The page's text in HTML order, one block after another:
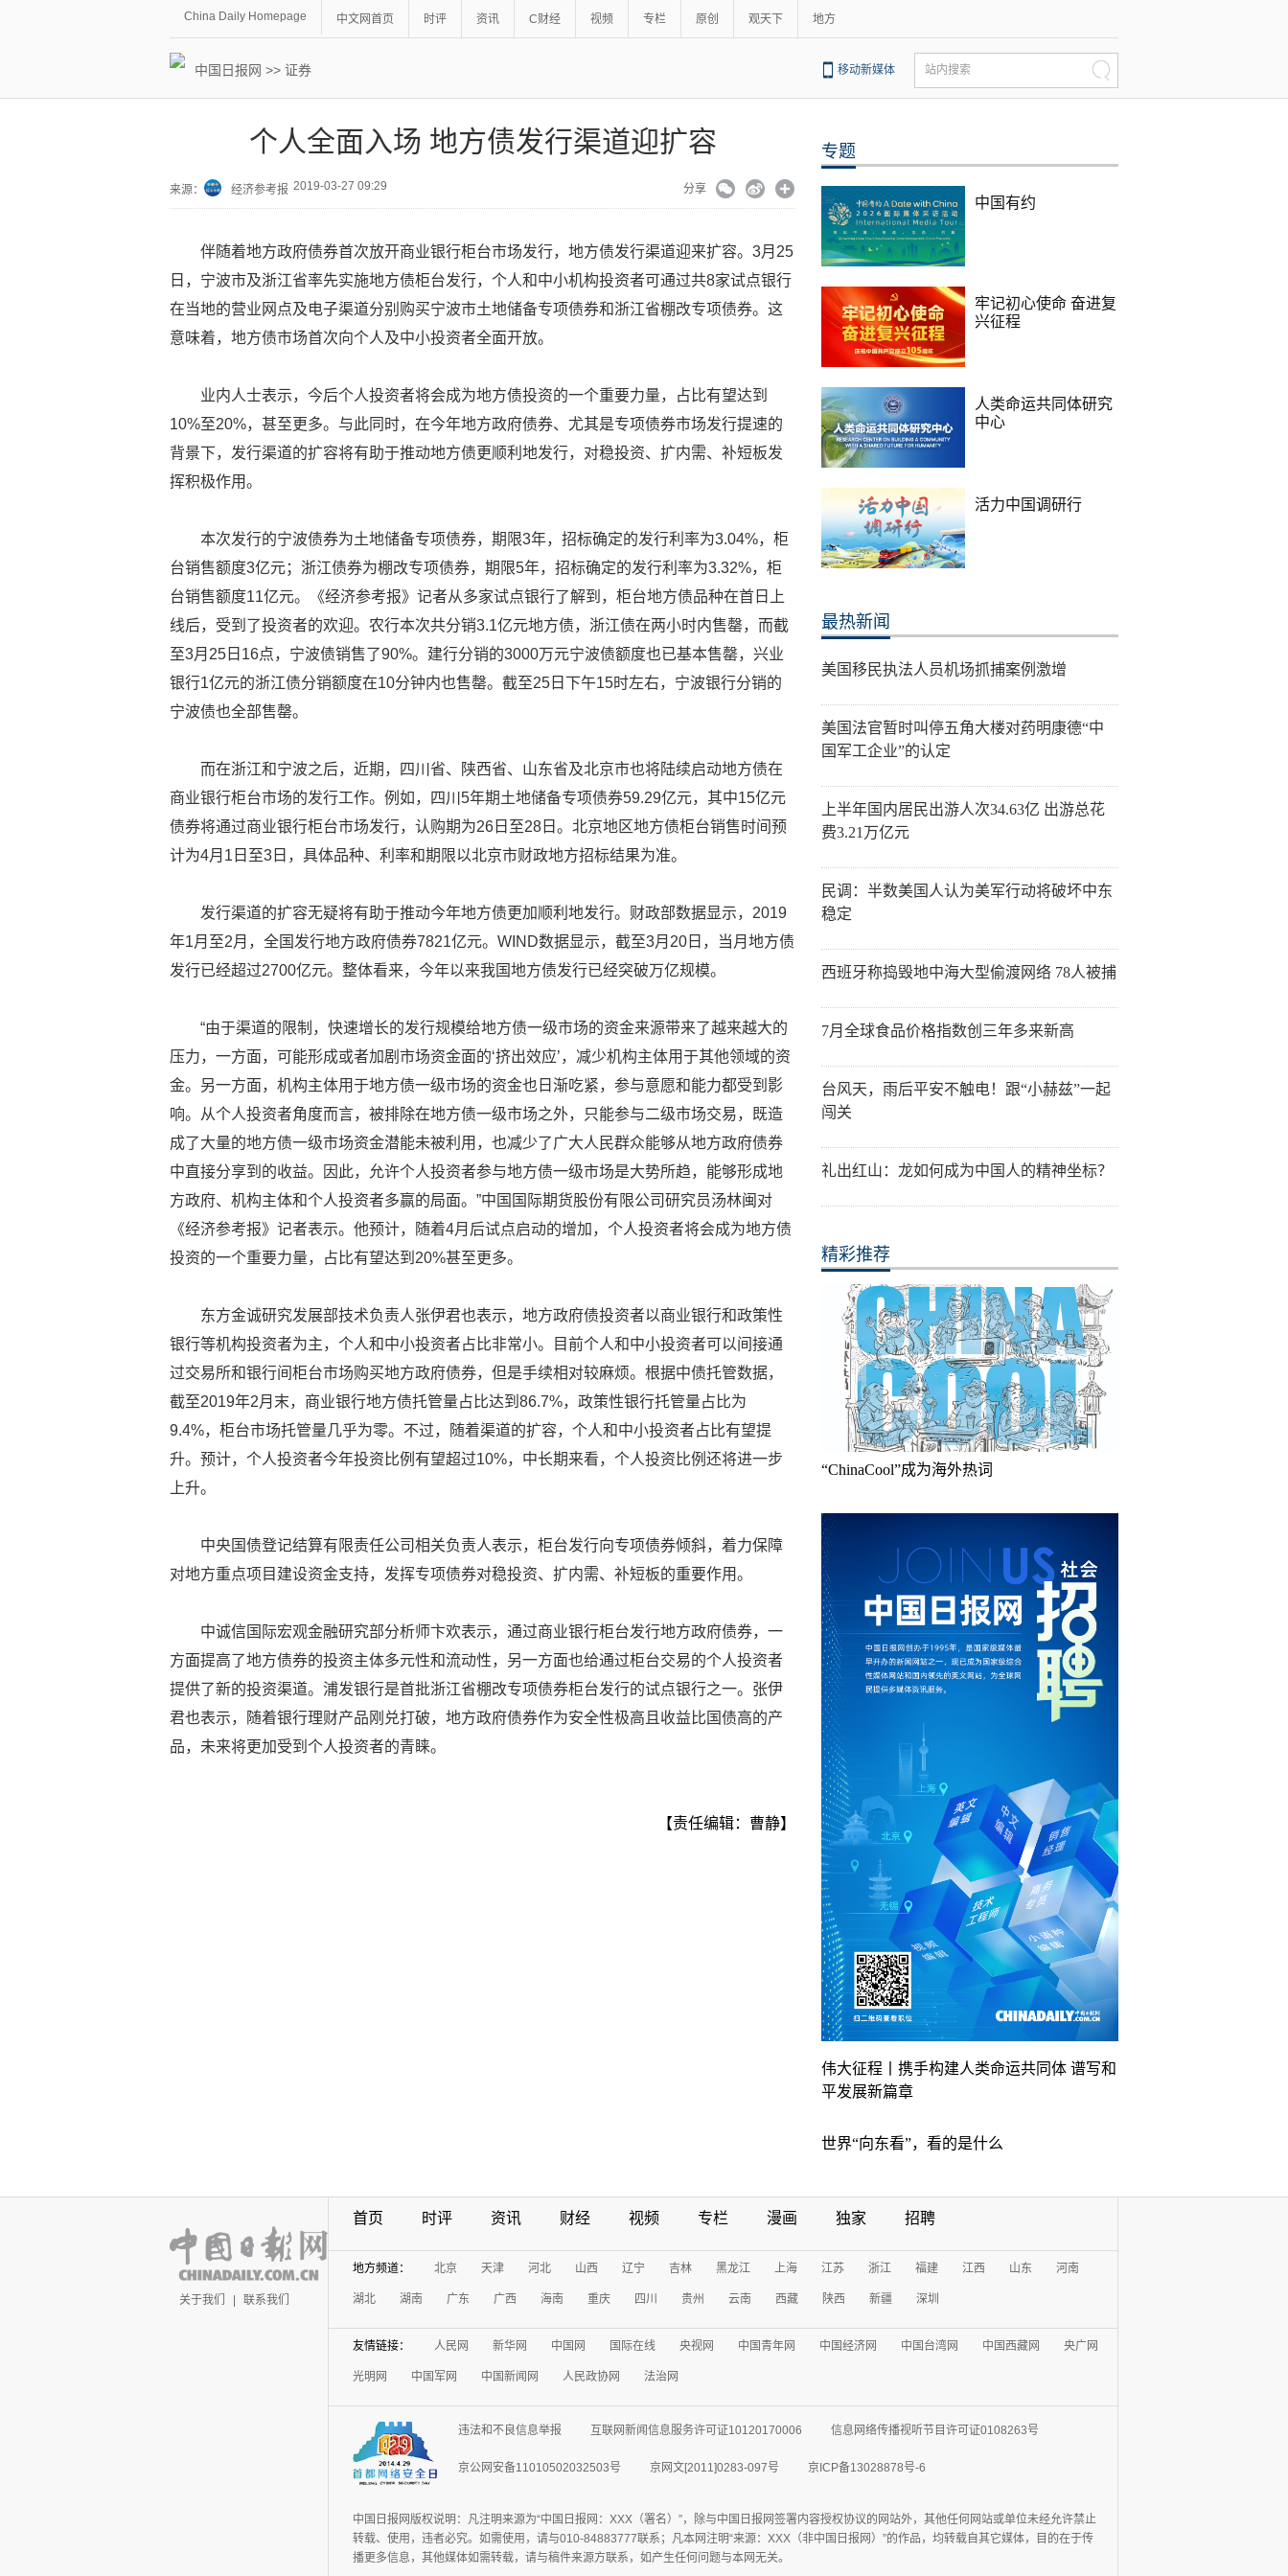
China Daily Homepage 中文网首页 时评 资讯 C财经 视频 专栏 原创 观天下 地方
中国日报网 >> 证券 移动新媒体 站内搜索
个人全面入场 地方债发行渠道迎扩容
来源： 经济参考报 2019-03-27 09:29 分享
伴随着地方政府债券首次放开商业银行柜台市场发行，地方债发行渠道迎来扩容。3月25
日，宁波市及浙江省率先实施地方债柜台发行，个人和中小机构投资者可通过共8家试点银行
在当地的营业网点及电子渠道分别购买宁波市土地储备专项债券和浙江省棚改专项债券。这
意味着，地方债市场首次向个人及中小投资者全面开放。
业内人士表示，今后个人投资者将会成为地方债投资的一个重要力量，占比有望达到
10%至20%，甚至更多。与此同时，在今年地方政府债券、尤其是专项债券市场发行提速的
背景下，发行渠道的扩容将有助于推动地方债更顺利地发行，对稳投资、扩内需、补短板发
挥积极作用。
本次发行的宁波债券为土地储备专项债券，期限3年，招标确定的发行利率为3.04%，柜
台销售额度3亿元；浙江债券为棚改专项债券，期限5年，招标确定的发行利率为3.32%，柜
台销售额度11亿元。《经济参考报》记者从多家试点银行了解到，柜台地方债品种在首日上
线后，受到了投资者的欢迎。农行本次共分销3.1亿元地方债，浙江债在两小时内售罄，而截
至3月25日16点，宁波债销售了90%。建行分销的3000万元宁波债额度也已基本售罄，兴业
银行1亿元的浙江债分销额度在10分钟内也售罄。截至25日下午15时左右，宁波银行分销的
宁波债也全部售罄。
而在浙江和宁波之后，近期，四川省、陕西省、山东省及北京市也将陆续启动地方债在
商业银行柜台市场的发行工作。例如，四川5年期土地储备专项债券59.29亿元，其中15亿元
债券将通过商业银行柜台市场发行，认购期为26日至28日。北京地区地方债柜台销售时间预
计为4月1日至3日，具体品种、利率和期限以北京市财政地方招标结果为准。
发行渠道的扩容无疑将有助于推动今年地方债更加顺利地发行。财政部数据显示，2019
年1月至2月，全国发行地方政府债券7821亿元。WIND数据显示，截至3月20日，当月地方债
发行已经超过2700亿元。整体看来，今年以来我国地方债发行已经突破万亿规模。
“由于渠道的限制，快速增长的发行规模给地方债一级市场的资金来源带来了越来越大的
压力，一方面，可能形成或者加剧市场资金面的‘挤出效应’，减少机构主体用于其他领域的资
金。另一方面，机构主体用于地方债一级市场的资金也日渐吃紧，参与意愿和能力都受到影
响。从个人投资者角度而言，被排除在地方债一级市场之外，只能参与二级市场交易，既造
成了大量的地方债一级市场资金潜能未被利用，也减少了广大人民群众能够从地方政府债券
中直接分享到的收益。因此，允许个人投资者参与地方债一级市场是大势所趋，能够形成地
方政府、机构主体和个人投资者多赢的局面。”中国国际期货股份有限公司研究员汤林闽对
《经济参考报》记者表示。他预计，随着4月后试点启动的增加，个人投资者将会成为地方债
投资的一个重要力量，占比有望达到20%甚至更多。
东方金诚研究发展部技术负责人张伊君也表示，地方政府债投资者以商业银行和政策性
银行等机构投资者为主，个人和中小投资者占比非常小。目前个人和中小投资者可以间接通
过交易所和银行间柜台市场购买地方政府债券，但是手续相对较麻烦。根据中债托管数据，
截至2019年2月末，商业银行地方债托管量占比达到86.7%，政策性银行托管量占比为
9.4%，柜台市场托管量几乎为零。不过，随着渠道的扩容，个人和中小投资者占比有望提
升。预计，个人投资者今年投资比例有望超过10%，中长期来看，个人投资比例还将进一步
上升。
中央国债登记结算有限责任公司相关负责人表示，柜台发行向专项债券倾斜，着力保障
对地方重点项目建设资金支持，发挥专项债券对稳投资、扩内需、补短板的重要作用。
中诚信国际宏观金融研究部分析师卞欢表示，通过商业银行柜台发行地方政府债券，一
方面提高了地方债券的投资主体多元性和流动性，另一方面也给通过柜台交易的个人投资者
提供了新的投资渠道。浦发银行是首批浙江省棚改专项债券柜台发行的试点银行之一。张伊
君也表示，随着银行理财产品刚兑打破，地方政府债券作为安全性极高且收益比国债高的产
品，未来将更加受到个人投资者的青睐。
【责任编辑：曹静】
专题
中国有约
牢记初心使命 奋进复
兴征程
人类命运共同体研究
中心
活力中国调研行
最热新闻
美国移民执法人员机场抓捕案例激增
美国法官暂时叫停五角大楼对药明康德“中
国军工企业”的认定
上半年国内居民出游人次34.63亿 出游总花
费3.21万亿元
民调：半数美国人认为美军行动将破坏中东
稳定
西班牙称捣毁地中海大型偷渡网络 78人被捕
7月全球食品价格指数创三年多来新高
台风天，雨后平安不触电！跟“小赫兹”一起
闯关
礼出红山：龙如何成为中国人的精神坐标？
精彩推荐
“ChinaCool”成为海外热词
伟大征程丨携手构建人类命运共同体 谱写和
平发展新篇章
世界“向东看”，看的是什么
关于我们 联系我们
首页 时评 资讯 财经 视频 专栏 漫画 独家 招聘
地方频道： 北京 天津 河北 山西 辽宁 吉林 黑龙江 上海 江苏 浙江 福建 江西 山东 河南
湖北 湖南 广东 广西 海南 重庆 四川 贵州 云南 西藏 陕西 新疆 深圳
友情链接： 人民网 新华网 中国网 国际在线 央视网 中国青年网 中国经济网 中国台湾网 中国西藏网 央广网
光明网 中国军网 中国新闻网 人民政协网 法治网
违法和不良信息举报 互联网新闻信息服务许可证10120170006 信息网络传播视听节目许可证0108263号
京公网安备11010502032503号 京网文[2011]0283-097号 京ICP备13028878号-6
中国日报网版权说明：凡注明来源为“中国日报网：XXX（署名）”，除与中国日报网签署内容授权协议的网站外，其他任何网站或单位未经允许禁止
转载、使用，违者必究。如需使用，请与010-84883777联系；凡本网注明“来源：XXX（非中国日报网）”的作品，均转载自其它媒体，目的在于传
播更多信息，其他媒体如需转载，请与稿件来源方联系，如产生任何问题与本网无关。